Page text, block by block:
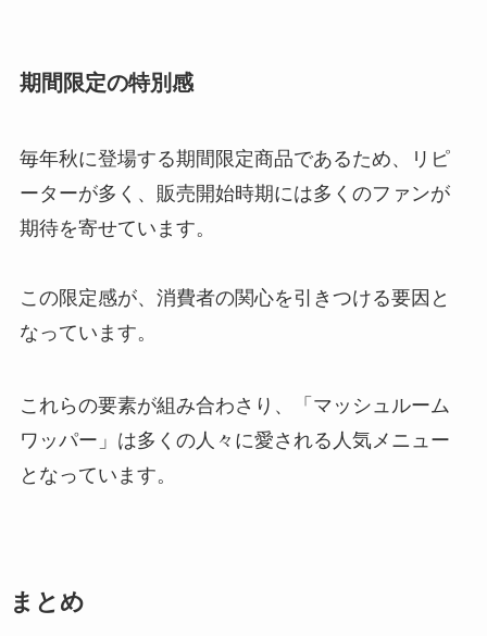
期間限定の特別感
毎年秋に登場する期間限定商品であるため、リピ
ーターが多く、販売開始時期には多くのファンが
期待を寄せています。
この限定感が、消費者の関心を引きつける要因と
なっています。
これらの要素が組み合わさり、「マッシュルーム
ワッパー」は多くの人々に愛される人気メニュー
となっています。
まとめ